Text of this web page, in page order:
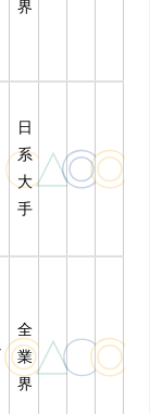
界
〇
日
系
大
手
△◎◎
◎
全
業
界
△〇◎